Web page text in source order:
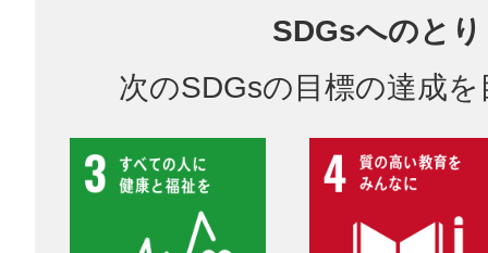
SDGsへのと
次のSDGsの目標の達成
八尾
鎌倉